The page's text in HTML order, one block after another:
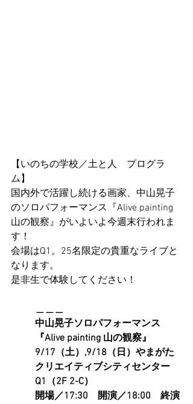
【いのちの学校／土と人　プログラ
ム】
国内外で活躍し続ける画家、中山晃子
のソロパフォーマンス『Alive painting
山の観察』がいよいよ今週末行われま
す！
会場はQ1。25名限定の貴重なライブと
なります。
是非生で体験してください！
＿＿＿
中山晃子ソロパフォーマンス
『Alive painting 山の観察』
9/17（土）,9/18（日）やまがた
クリエイティブシティセンター
Q1（2F 2-C）
開場／17:30　開演／18:00　終演